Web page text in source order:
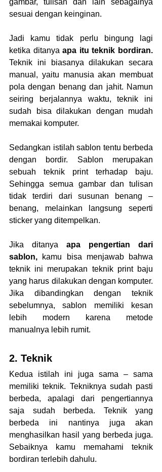
sesuai dengan keinginan.
Jadi kamu tidak perlu bingung lagi
ketika ditanya
Teknik ini biasanya dilakukan secara
manual, yaitu manusia akan membuat
pola dengan benang dan jahit. Namun
seiring berjalannya waktu, teknik ini
sudah bisa dilakukan dengan mudah
memakai komputer.
Sedangkan istilah sablon tentu berbeda
dengan bordir. Sablon merupakan
sebuah teknik print terhadap baju.
Sehingga semua gambar dan tulisan
tidak terdiri dari susunan benang –
benang, melainkan langsung seperti
sticker yang ditempelkan.
Jika ditanya apa pengertian dari
sablon,
kamu bisa menjawab bahwa
teknik ini merupakan teknik print baju
yang harus dilakukan dengan komputer.
Jika dibandingkan dengan teknik
sebelumnya, sablon memiliki kesan
lebih modern karena metode
manualnya lebih rumit.
2. Teknik
Kedua istilah ini juga sama – sama
memiliki teknik. Tekniknya sudah pasti
berbeda, apalagi dari pengertiannya
saja sudah berbeda. Teknik yang
berbeda ini nantinya juga akan
menghasilkan hasil yang berbeda juga.
Sebaiknya kamu memahami teknik
bordiran terlebih dahulu.